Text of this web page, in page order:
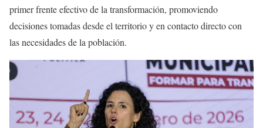
primer frente efectivo de la transformación, promoviendo
decisiones tomadas desde el territorio y en contacto directo con
las necesidades de la población.